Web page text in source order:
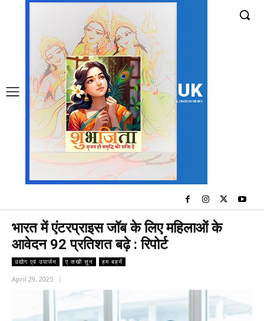
UK
LONDON NEWS
भारत में एंटरप्राइस जॉब के लिए महिलाओं के
आवेदन 92 प्रतिशत बढ़े : रिपोर्ट
उद्योग एवं उपार्जन ए सखी सुन हम बहनें
April 29, 2025